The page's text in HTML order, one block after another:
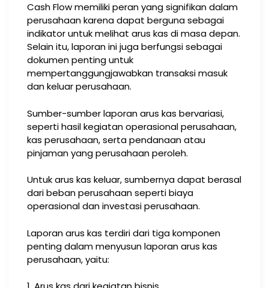
Cash Flow memiliki peran yang signifikan dalam
perusahaan karena dapat berguna sebagai
indikator untuk melihat arus kas di masa depan.
Selain itu, laporan ini juga berfungsi sebagai
dokumen penting untuk
mempertanggungjawabkan transaksi masuk
dan keluar perusahaan.
Sumber-sumber laporan arus kas bervariasi,
seperti hasil kegiatan operasional perusahaan,
kas perusahaan, serta pendanaan atau
pinjaman yang perusahaan peroleh.
Untuk arus kas keluar, sumbernya dapat berasal
dari beban perusahaan seperti biaya
operasional dan investasi perusahaan.
Laporan arus kas terdiri dari tiga komponen
penting dalam menyusun laporan arus kas
perusahaan, yaitu: